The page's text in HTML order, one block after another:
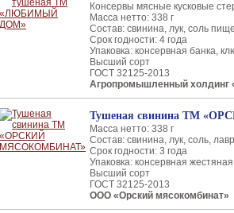
Консервы мясные кусковые
Масса нетто: 338 г
Состав: свинина, лук, соль
Срок годности: 4 года
Упаковка: консервная банка,
Высший сорт
ГОСТ 32125-2013
Агропромышленный
Тушеная свинина ТМ
Масса нетто: 338 г
Состав: свинина, лук, соль,
Срок годности: 3 года
Упаковка: консервная
Высший сорт
ГОСТ 32125-2013
ООО «Орский мясокомбинат»